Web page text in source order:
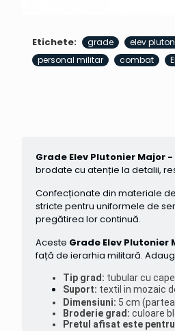
Etichete: grade elev
personal militar
combat
Grade Elev Plutonier Major
brodate cu atenție la detalii,
Confecționate din materiale
stricte pentru uniformele de
pregătirea lor continuă.
Aceste Grade Elev Plutonier
față de ierarhia militară.
Tip grad: tubular cu
Suport: textil in mozaic
Dimensiuni: 5 cm
Broderie grad: culoare
Pretul afisat este